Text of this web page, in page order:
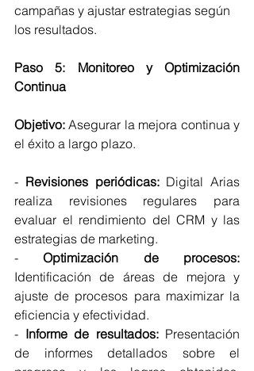
campañas y ajustar estrategias según
los resultados.
Paso 5: Monitoreo y Optimización
Continua
Objetivo: Asegurar la mejora continua y
el éxito a largo plazo.
- Revisiones periódicas: Digital Arias
realiza revisiones regulares para
evaluar el rendimiento del CRM y las
estrategias de marketing.
- Optimización de procesos:
Identificación de áreas de mejora y
ajuste de procesos para maximizar la
eficiencia y efectividad.
- Informe de resultados: Presentación
de informes detallados sobre el